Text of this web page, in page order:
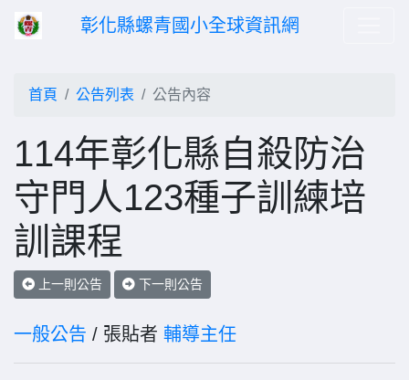
彰化縣螺青國小全球資訊網
首頁 公告列表 公告內容
114年彰化縣自殺防治
守門人123種子訓練培
訓課程
上一則公告 下一則公告
一般公告 / 張貼者 輔導主任